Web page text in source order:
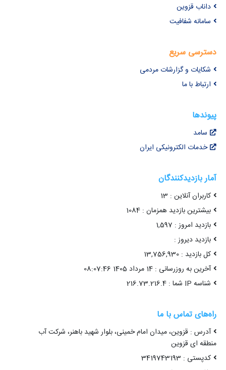
داناب قزوین
سامانه شفافیت
دسترسی سریع
شکایات و گزارشات مردمی
ارتباط با ما
پیوندها
سامد
خدمات الکترونیکی ایران
آمار بازدیدکنندگان
کاربران آنلاین : 13
بیشترین بازدید همزمان : 1084
بازدید امروز : 1,597
بازدید دیروز :
کل بازدید : 13,756,930
آخرین به روزرسانی : 14 مرداد 1405 08:07:46
شناسه IP شما : 216.73.216.4
راه‌های تماس با ما
آدرس : قزوین، میدان امام خمینی، بلوار شهید باهنر، شرکت آب
منطقه ای قزوین
کدپستی : 3419743193